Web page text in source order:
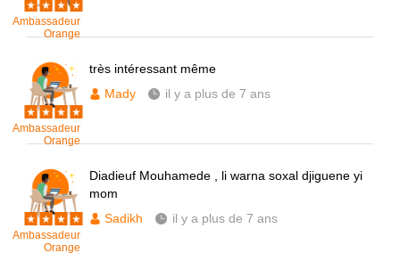
Ambassadeur
Orange
Ambassadeur
Orange
très intéressant même
Mady
il y a plus de 7 ans
Ambassadeur
Orange
Diadieuf Mouhamede , li warna soxal djiguene yi
mom
Sadikh
il y a plus de 7 ans